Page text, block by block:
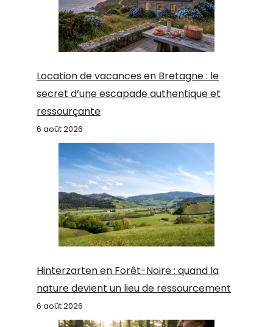
Location de vacances en Bretagne : le
secret d’une escapade authentique et
ressourçante
6 août 2026
Hinterzarten en Forêt-Noire : quand la
nature devient un lieu de ressourcement
6 août 2026